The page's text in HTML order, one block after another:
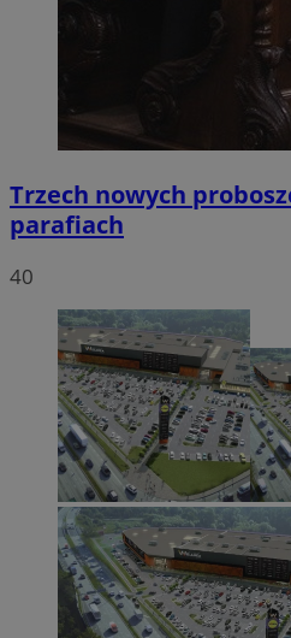
Trzech nowych
parafiach
40